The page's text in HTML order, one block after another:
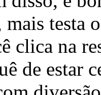
testa
clica na
de estar